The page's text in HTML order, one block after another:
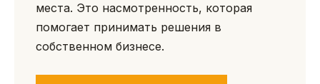
места. Это насмотренность, которая
помогает принимать решения в
собственном бизнесе.